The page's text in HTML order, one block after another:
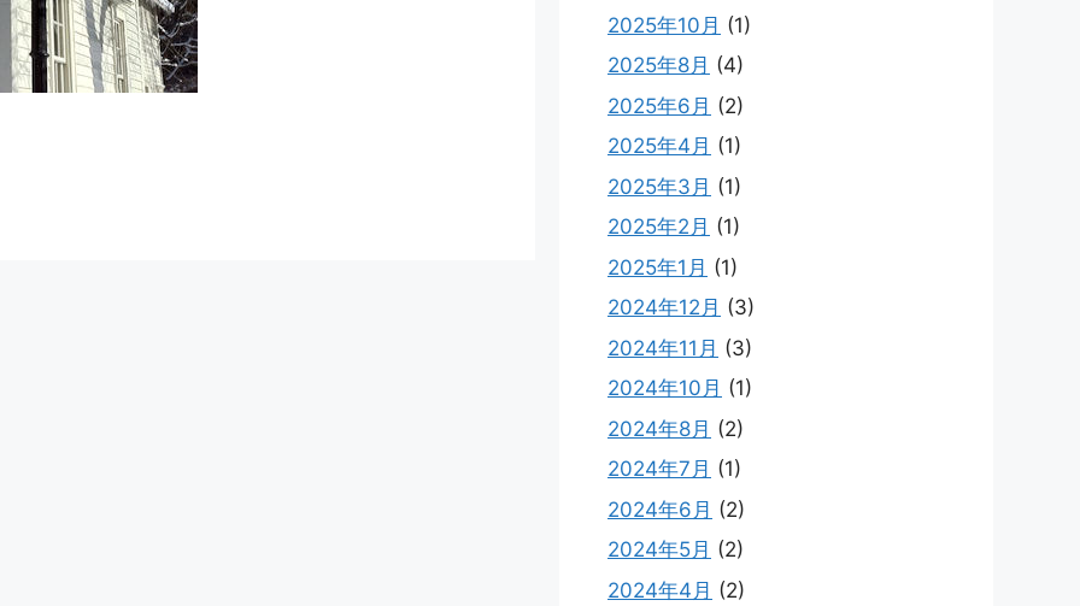
2025年10月 (1)
2025年8月 (4)
2025年6月 (2)
2025年4月 (1)
2025年3月 (1)
2025年2月 (1)
2025年1月 (1)
2024年12月 (3)
2024年11月 (3)
2024年10月 (1)
2024年8月 (2)
2024年7月 (1)
2024年6月 (2)
2024年5月 (2)
2024年4月 (2)